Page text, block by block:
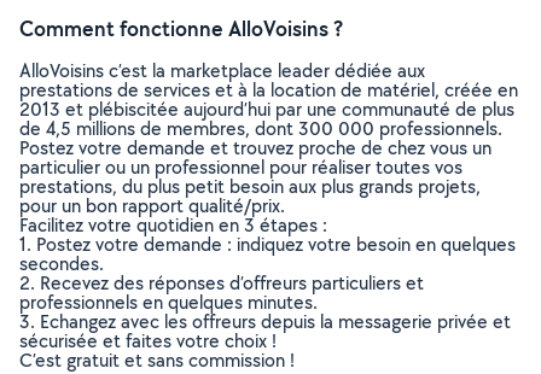
Comment fonctionne AlloVoisins ?
AlloVoisins c’est la marketplace leader dédiée aux
prestations de services et à la location de matériel, créée en
2013 et plébiscitée aujourd’hui par une communauté de plus
de 4,5 millions de membres, dont 300 000 professionnels.
Postez votre demande et trouvez proche de chez vous un
particulier ou un professionnel pour réaliser toutes vos
prestations, du plus petit besoin aux plus grands projets,
pour un bon rapport qualité/prix.
Facilitez votre quotidien en 3 étapes :
1. Postez votre demande : indiquez votre besoin en quelques
secondes.
2. Recevez des réponses d’offreurs particuliers et
professionnels en quelques minutes.
3. Echangez avec les offreurs depuis la messagerie privée et
sécurisée et faites votre choix !
C’est gratuit et sans commission !